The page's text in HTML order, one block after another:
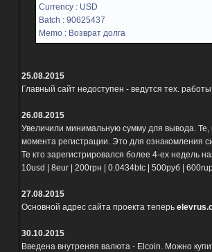
Currency : USD
Batch : 90625437
Memo : Возврат долга
25.08.2015
Главный сайт недоступен - ведутся тех.
26.08.2015
Увеличили минимальную сумму для вывода.
момента регистрации. Это для ознакомления
Те кто зарегистрировался более 4-ех недель
10usd | 8eur | 200грн | 0.0434btc | 500руб |
27.08.2015
Основной адрес сайта проекта теперь
30.10.2015
Введена внутреняя валюта - Elcoin. Можно